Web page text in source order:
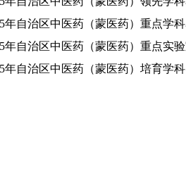
年自治区中医药（蒙医药）重点学
年自治区中医药（蒙医药）重点实
年自治区中医药（蒙医药）培育学